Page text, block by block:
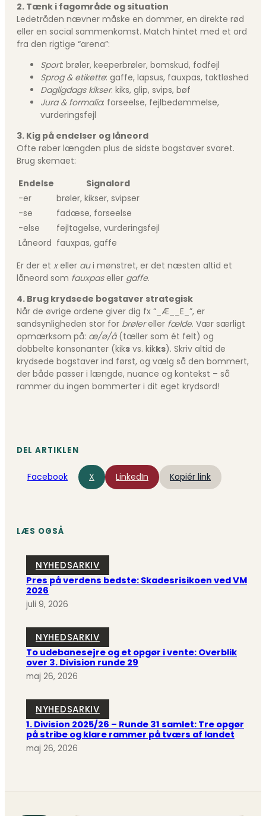
2. Tænk i fagområde og situation
Ledetråden nævner måske en dommer, en direkte rød
eller en social sammenkomst. Match hintet med et ord
fra den rigtige “arena”:
Sport: brøler, keeperbrøler, bomskud, fodfejl
Sprog & etikette: gaffe, lapsus, fauxpas, taktløshed
Dagligdags kikser: kiks, glip, svips, bøf
Jura & formalia: forseelse, fejlbedømmelse,
vurderingsfejl
3. Kig på endelser og låneord
Ofte røber længden plus de sidste bogstaver svaret.
Brug skemaet:
Endelse
Signalord
-er
brøler, kikser, svipser
-se
fadæse, forseelse
-else
fejltagelse, vurderingsfejl
Låneord fauxpas, gaffe
Er der et xeller aui mønstret, er det næsten altid et
låneord som fauxpaseller gaffe.
4. Brug krydsede bogstaver strategisk
Når de øvrige ordene giver dig fx “_Æ__E_”, er
sandsynligheden stor for brølereller fælde. Vær særligt
opmærksom på: æ/ø/å(tæller som ét felt) og
dobbelte konsonanter (kiks vs. kikks). Skriv altid de
krydsede bogstaver ind først, og vælg så den bommert,
der både passer i længde, nuance og kontekst – så
rammer du ingen bommerter i dit eget krydsord!
DEL ARTIKLEN
Facebook X LinkedIn Kopiér link
LÆS OGSÅ
NYHEDSARKIV
Pres på verdens bedste: Skadesrisikoen ved VM
2026
juli 9, 2026
NYHEDSARKIV
To udebanesejre og et opgør i vente: Overblik
over 3. Division runde 29
maj 26, 2026
NYHEDSARKIV
1. Division 2025/26 – Runde 31 samlet: Tre opgør
på stribe og klare rammer på tværs af landet
maj 26, 2026